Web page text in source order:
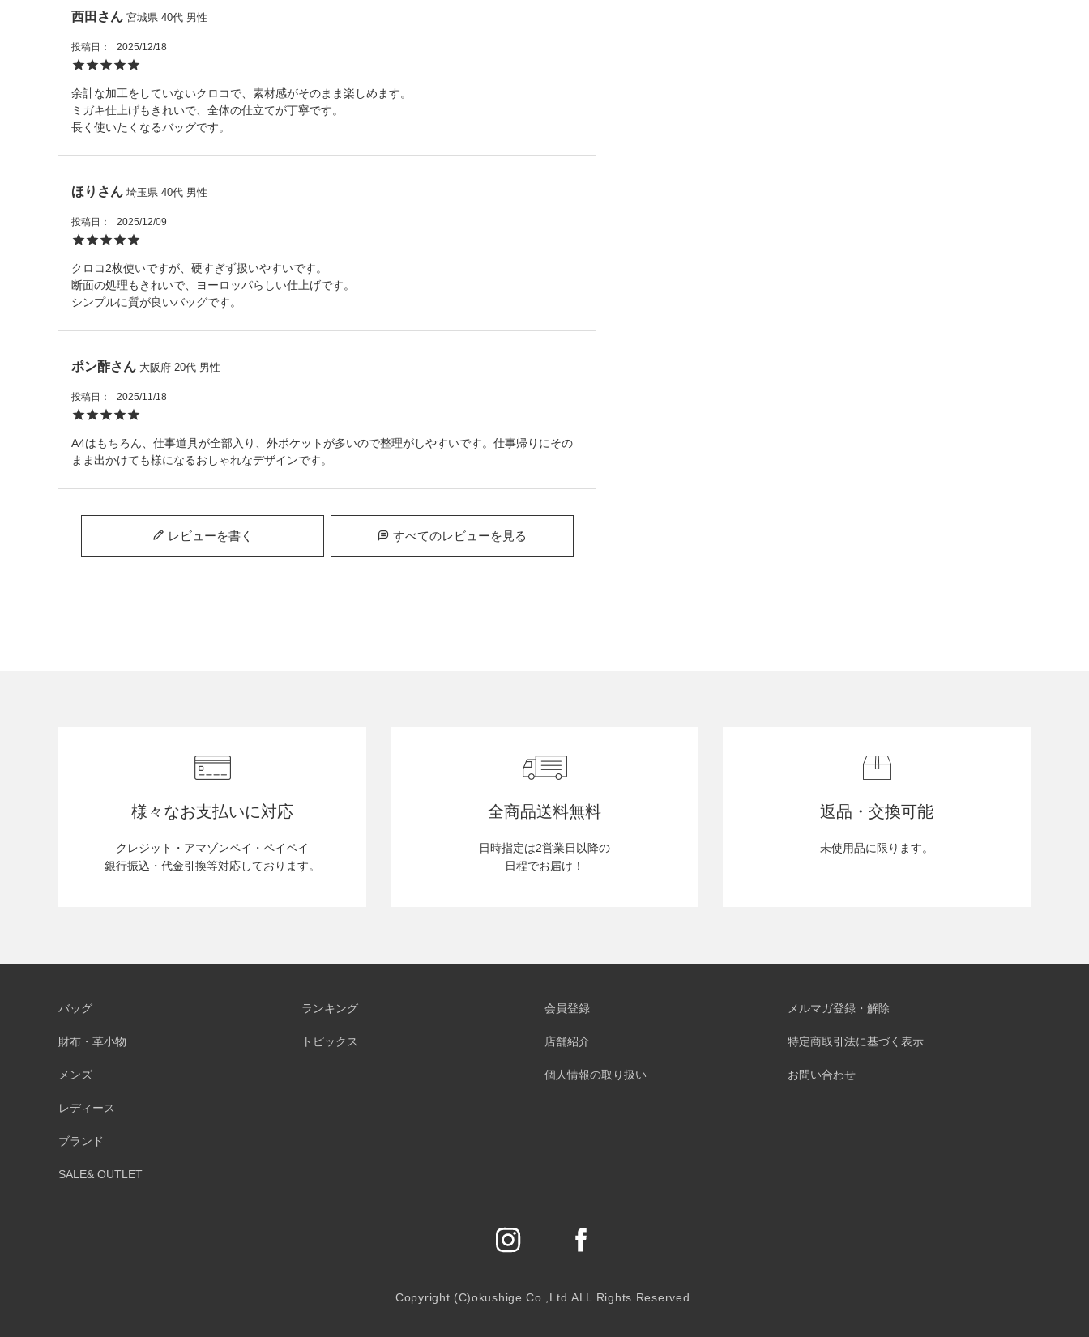
西田 宮城県 40代 男性
投稿日 2025/12/18
余計な加工をしていないクロコで、素材感がそのまま楽しめます。
ミガキ仕上げもきれいで、全体の仕立てが丁寧です。
長く使いたくなるバッグです。
ほり 埼玉県 40代 男性
投稿日 2025/12/09
クロコ2枚使いですが、硬すぎず扱いやすいです。
断面の処理もきれいで、ヨーロッパらしい仕上げです。
シンプルに質が良いバッグです。
ポン酢 大阪府 20代 男性
投稿日 2025/11/18
A4はもちろん、仕事道具が全部入り、外ポケットが多いので整理がしやすいです。仕事帰りにその
まま出かけても様になるおしゃれなデザインです。
レビューを書く すべてのレビューを見る
様々なお支払いに対応
クレジット・アマゾンペイ・ペイペイ
銀行振込・代金引換等対応しております。
全商品送料無料
日時指定は2営業日以降の
日程でお届け！
返品・交換可能
未使用品に限ります。
バッグ
財布・革小物
メンズ
レディース
ブランド
SALE& OUTLET
ランキング
トピックス
会員登録 メルマガ登録・解除
店舗紹介 特定商取引法に基づく表示
個人情報の取り扱い お問い合わせ
Copyright (C)okushige Co.,Ltd.ALL Rights Reserved.